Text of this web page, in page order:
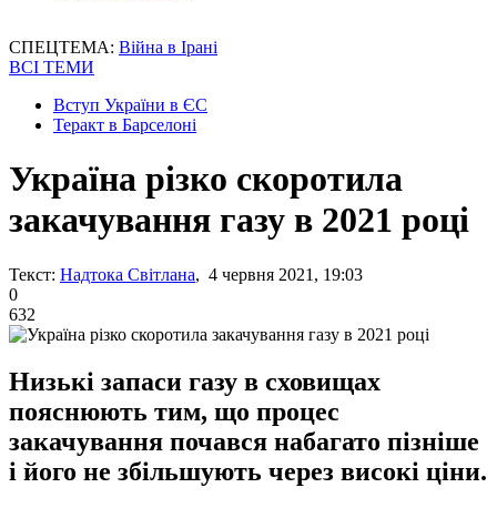
СПЕЦТЕМА: Війна в Ірані
ВСІ ТЕМИ
Вступ України в ЄС
Теракт в Барселоні
Україна різко скоротила
закачування газу в 2021 році
Текст: Надтока Світлана, 4 червня 2021, 19:03
0
632
Низькі запаси газу в сховищах
пояснюють тим, що процес
закачування почався набагато пізніше
і його не збільшують через високі ціни.